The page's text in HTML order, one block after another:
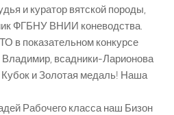
и куратор вятской породы,
ФГБНУ ВНИИ коневодства.
показательном конкурсе
всадники-Ларионова
и Золотая медаль! Наша
Рабочего класса наш Бизон